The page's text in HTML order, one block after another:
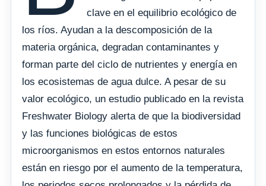
clave en el equilibrio ecológico de
los ríos. Ayudan a la descomposición de la
materia orgánica, degradan contaminantes y
forman parte del ciclo de nutrientes y energía en
los ecosistemas de agua dulce. A pesar de su
valor ecológico, un estudio publicado en la revista
Freshwater Biology alerta de que la biodiversidad
y las funciones biológicas de estos
microorganismos en estos entornos naturales
están en riesgo por el aumento de la temperatura,